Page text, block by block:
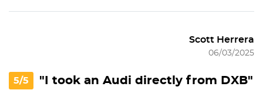
Scott Herrera
06/03/2025
5/5 "I took an Audi directly from DXB"